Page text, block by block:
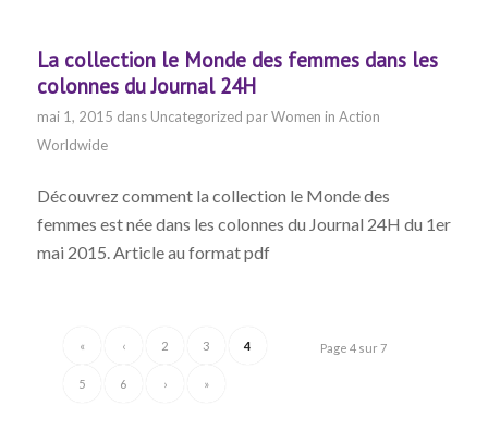
La collection le Monde des femmes dans les
colonnes du Journal 24H
mai 1, 2015 dans Uncategorized parWomen in Action
Worldwide
Découvrez comment la collection le Monde des
femmes est née dans les colonnes du Journal 24H du 1er
mai 2015. Article au format pdf
Page 4 sur 7
« ‹ 2 3 4
5 6 › »